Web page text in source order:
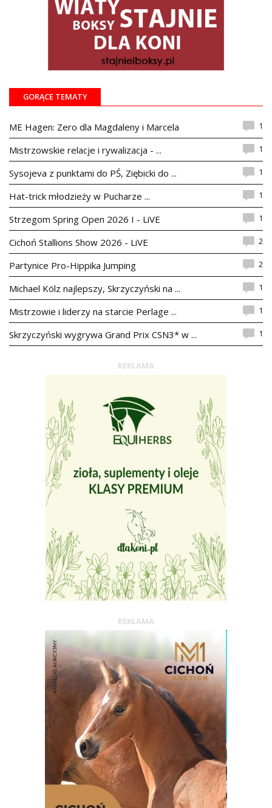
GORĄCE TEMATY
ME Hagen: Zero dla Magdaleny i Marcela 1
Mistrzowskie relacje i rywalizacja - ... 1
Sysojeva z punktami do PŚ, Ziębicki do ... 1
Hat-trick młodzieży w Pucharze ... 1
Strzegom Spring Open 2026 I - LiVE 1
Cichoń Stallions Show 2026 - LiVE 2
Partynice Pro-Hippika Jumping 2
Michael Kölz najlepszy, Skrzyczyński na ... 1
Mistrzowie i liderzy na starcie Perlage ... 1
Skrzyczyński wygrywa Grand Prix CSN3* w ... 1
REKLAMA
REKLAMA